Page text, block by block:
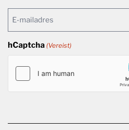
(Vereist)
hCaptcha (Vereist)